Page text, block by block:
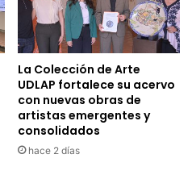
La Colección de Arte
UDLAP fortalece su acervo
con nuevas obras de
artistas emergentes y
consolidados
hace 2 días